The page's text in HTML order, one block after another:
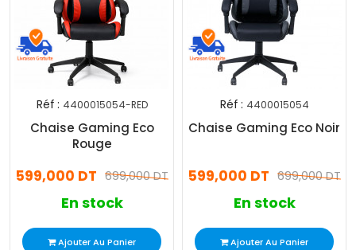
Réf : 4400015054-RED
Chaise Gaming Eco
Rouge
699,000 DT
599,000 DT
En stock
Ajouter Au Panier
Réf : 4400015054
Chaise Gaming Eco Noir
699,000 DT
599,000 DT
En stock
Ajouter Au Panier